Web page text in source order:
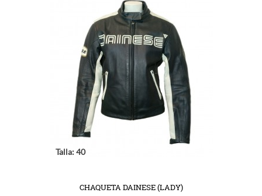
Talla: 40
CHAQUETA DAINESE (LADY)